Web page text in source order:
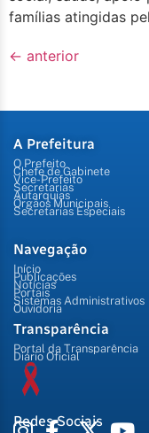
famílias atingidas
← anterior
A Prefeitura
O Prefeito
Chefe de Gabinete
Vice-Prefeito
Secretarias
Autarquias
Órgãos Municipais
Secretarias Especiais
Navegação
Início
Publicações
Notícias
Portais
Sistemas Administrativos
Ouvidoria
Transparência
Portal da Transparência
Diário Oficial
Redes Sociais